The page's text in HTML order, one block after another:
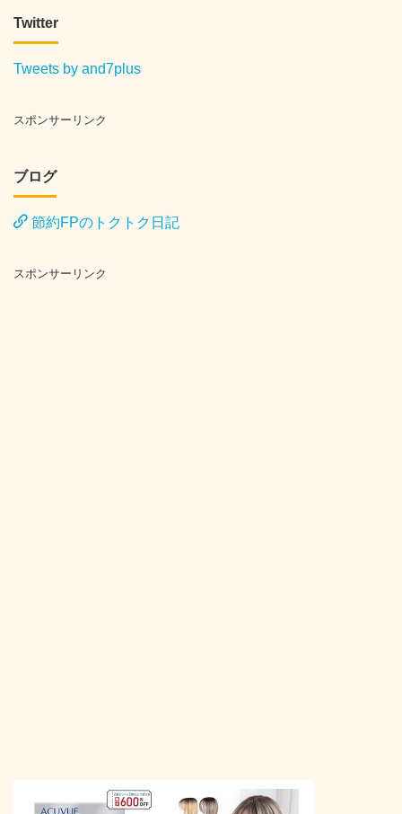
Twitter
Tweets by and7plus
スポンサーリンク
ブログ
節約FPのトクトク日記
スポンサーリンク